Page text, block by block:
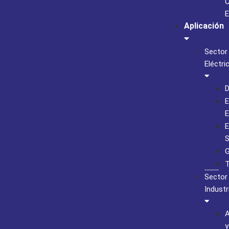
Aplicación
Sector
Sector
y